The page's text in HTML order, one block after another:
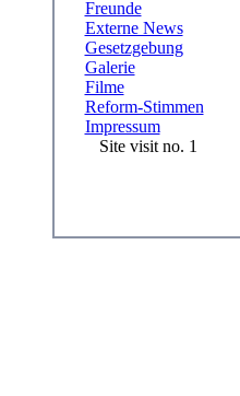
Freunde
Externe News
Gesetzgebung
Galerie
Filme
Reform-Stimmen
Impressum
Site visit no. 1